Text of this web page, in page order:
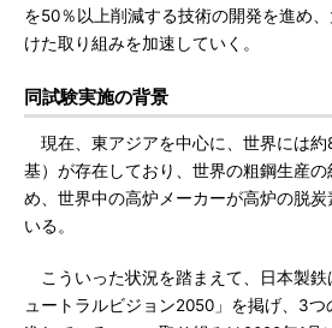
を50％以上削減する技術の開発を進め
けた取り組みを加速していく。
同試験実施の背景
現在、東アジアを中心に、世界には
基）が存在しており、世界の粗鋼生産
め、世界中の高炉メーカーが高炉の脱
いる。
こういった状況を踏まえて、日本製鉄
ュートラルビジョン2050」を掲げ、3